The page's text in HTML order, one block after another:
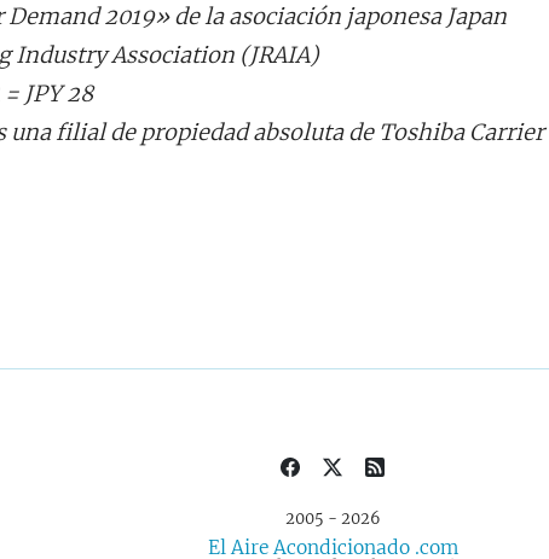
2019» de la asociación japonesa Japan
Association (JRAIA)
JPY 28
una filial de propiedad absoluta de Toshiba Carrier
2005 - 2026
El Aire Acondicionado .com